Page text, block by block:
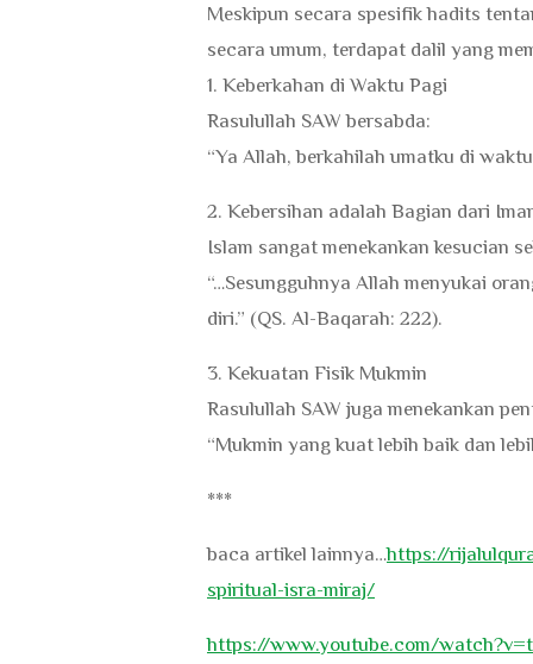
Meskipun secara spesifik hadits
secara umum, terdapat dalil yang
1. Keberkahan di Waktu Pagi
Rasulullah SAW bersabda:
“Ya Allah, berkahilah umatku di
2. Kebersihan adalah Bagian dari
Islam sangat menekankan kesucian
“…Sesungguhnya Allah menyukai
diri.” (QS. Al-Baqarah: 222).
3. Kekuatan Fisik Mukmin
Rasulullah SAW juga menekankan
“Mukmin yang kuat lebih baik dan
***
baca artikel lainnya…https://
spiritual-isra-miraj/
https://www.youtube.com/